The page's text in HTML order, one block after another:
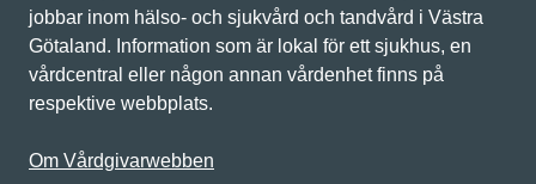
jobbar inom hälso- och sjukvård och tandvård i Västra
Götaland. Information som är lokal för ett sjukhus, en
vårdcentral eller någon annan vårdenhet finns på
respektive webbplats.
Om Vårdgivarwebben